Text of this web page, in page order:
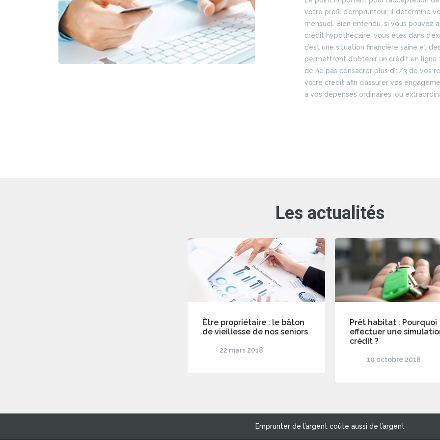
d’emprunteur, il détermine votre capacité de remboursement
entendu, si vous pouvez apporter des fonds propres pour votre
vous êtes dans d’excellentes conditions. Mais l’essentiel,
financière saine et des revenus suffisants qui vous
d’obtenir un crédit en ligne tout aussi rapidement. Il est conseillé
Les actualités
Être propriétaire : le bâton
de vieillesse de nos seniors
22 mars 2018
Prêt habitat : Pourquoi
effectuer une
crédit ?
10 octobre 2018
Emprunter de l’argent coûte aussi de l’argent